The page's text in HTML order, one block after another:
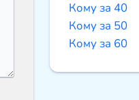
Кому за 40
Кому за 50
Кому за 60